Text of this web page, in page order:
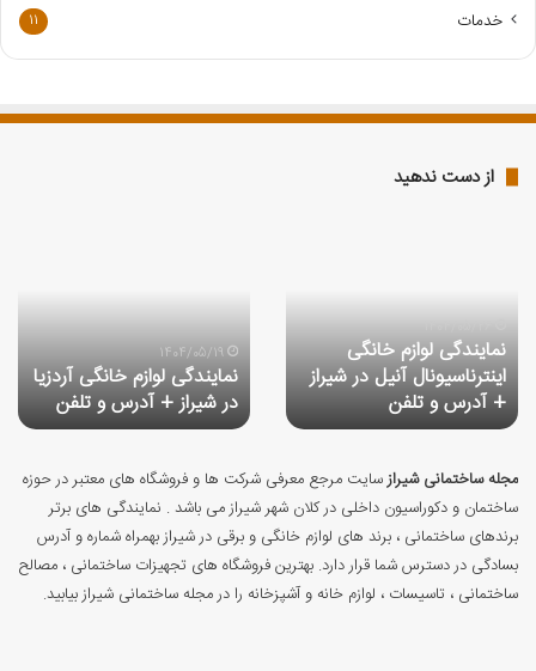
خدمات 11
از دست ندهید
شیراز
آدرس
تلفن
نمایندگی لوازم خانگی
اینترناسیونال آنیل در شیراز
+ آدرس و تلفن
شیراز
آدرس
1404/05/19
نمایندگی لوازم خانگی آردزیا
در شیراز + آدرس و تلفن
مجله ساختمانی شیرازسایت مرجع معرفی شرکت ها و فروشگاه های معتبر در حوزه
ساختمان و دکوراسیون داخلی در کلان شهر شیراز می باشد . نمایندگی های برتر
برندهای ساختمانی ، برند های لوازم خانگی و برقی در شیراز بهمراه شماره و آدرس
بسادگی در دسترس شما قرار دارد. بهترین فروشگاه های تجهیزات ساختمانی ، مصالح
ساختمانی ، تاسیسات ، لوازم خانه و آشپزخانه را در مجله ساختمانی شیراز بیابید.